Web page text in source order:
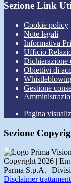
Sezione Link
Cookie policy
Note legali
Informativa
Ufficio
Dichiarazione
Obiettivi di
Gestione
Pagina
Sezione
Copyright 2026 |
Parma S.p.A. |
Disclaimer